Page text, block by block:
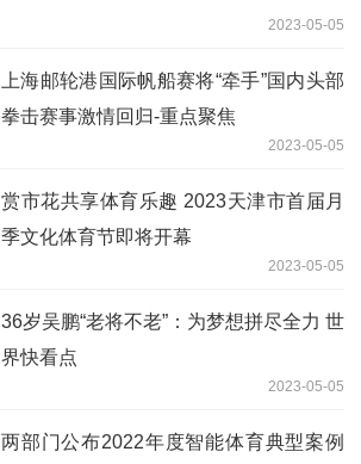
2023-05-05
上海邮轮港国际帆船赛将“牵手”国内头部
拳击赛事激情回归-重点聚焦
2023-05-05
赏市花共享体育乐趣 2023天津市首届月
季文化体育节即将开幕
2023-05-05
36岁吴鹏“老将不老”：为梦想拼尽全力 世
界快看点
2023-05-05
两部门公布2022年度智能体育典型案例